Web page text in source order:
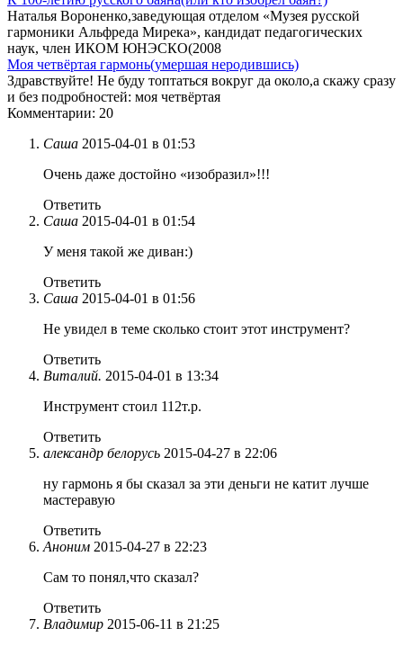
Наталья Вороненко,заведующая отделом «Музея русской
гармоники Альфреда Мирека», кандидат педагогических
наук, член ИКОМ ЮНЭСКО(2008
Моя четвёртая гармонь(умершая неродившись)
Здравствуйте! Не буду топтаться вокруг да около,а скажу сразу
и без подробностей: моя четвёртая
Комментарии: 20
Саша 2015-04-01 в 01:53
Очень даже достойно «изобразил»!!!
Ответить
Саша 2015-04-01 в 01:54
У меня такой же диван:)
Ответить
Саша 2015-04-01 в 01:56
Не увидел в теме сколько стоит этот инструмент?
Ответить
Виталий. 2015-04-01 в 13:34
Инструмент стоил 112т.р.
Ответить
александр белорусь 2015-04-27 в 22:06
ну гармонь я бы сказал за эти деньги не катит лучше
мастеравую
Ответить
Аноним 2015-04-27 в 22:23
Сам то понял,что сказал?
Ответить
Владимир 2015-06-11 в 21:25